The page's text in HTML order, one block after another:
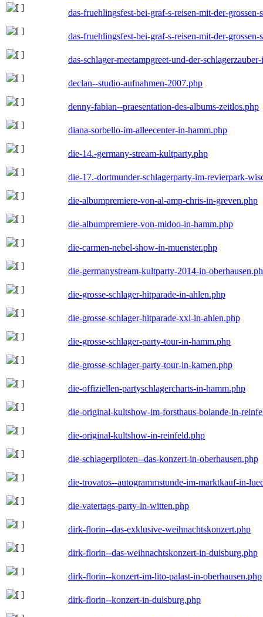
das-fruehlingsfest-bei-graf-s-reisen-mit-der-
das-fruehlingsfest-bei-graf-s-reisen-mit-der-
das-schlager-meetampgreet-und-der-
declan--studio-aufnahmen-2007.php
denny-fabian--praesentation-des-albums-zeitlos.php
diana-sorbello-im-alleecenter-in-hamm.php
die-14.-germany-stream-kultparty.php
die-17.-dortmunder-schlagerparty-im-revierpark-
die-albumpremiere-von-al-amp-chris-in-greven.php
die-albumpremiere-von-midoo-in-hamm.php
die-carmen-nebel-show-in-muenster.php
die-germanystream-kultparty-2014-in-
die-grosse-schlager-hitparade-in-ahlen.php
die-grosse-schlager-hitparade-xxl-in-ahlen.php
die-grosse-schlager-party-tour-in-hamm.php
die-grosse-schlager-party-tour-in-kamen.php
die-offiziellen-partyschlagercharts-in-hamm.php
die-original-kultshow-im-forsthaus-bolande-in-
die-original-kultshow-in-reinfeld.php
die-schlagerpiloten--das-konzert-in-oberhausen.php
die-trovatos--autogrammstunde-im-marktkauf-in-
die-vatertags-party-in-witten.php
dirk-florin--das-exklusive-weihnachtskonzert.php
dirk-florin--das-weihnachtskonzert-in-duisburg.php
dirk-florin--konzert-im-lito-palast-in-oberhausen.php
dirk-florin--konzert-in-duisburg.php